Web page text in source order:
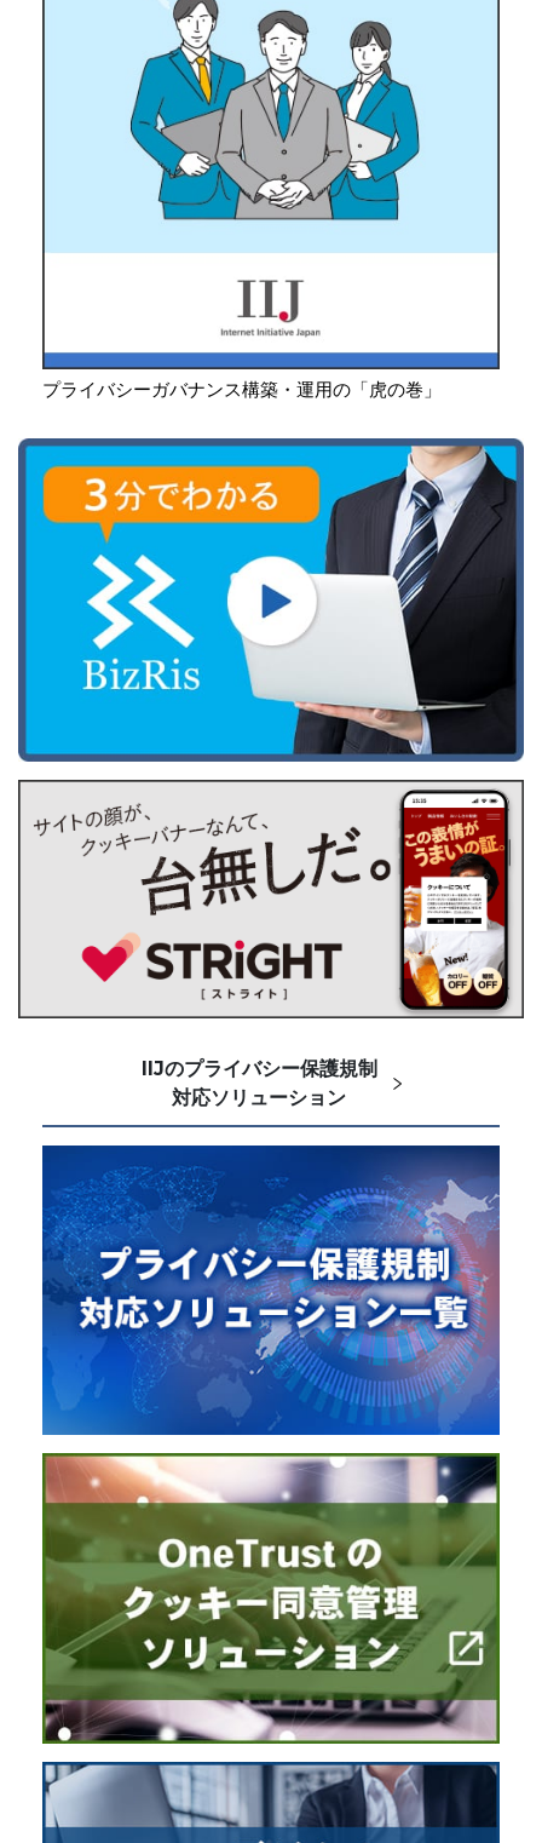
プライバシーガバナンス構築・運用の「虎の巻」
IIJのプライバシー保護規制
対応ソリューション